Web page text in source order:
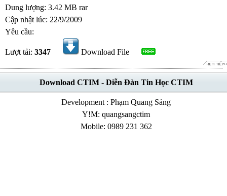
Dung lượng: 3.42 MB rar
Cập nhật lúc: 22/9/2009
Yêu cầu:
Lượt tải: 3347 Download File
Download CTIM - Diễn Đàn Tin Học CTIM
Development : Phạm Quang Sáng
Y!M: quangsangctim
Mobile: 0989 231 362